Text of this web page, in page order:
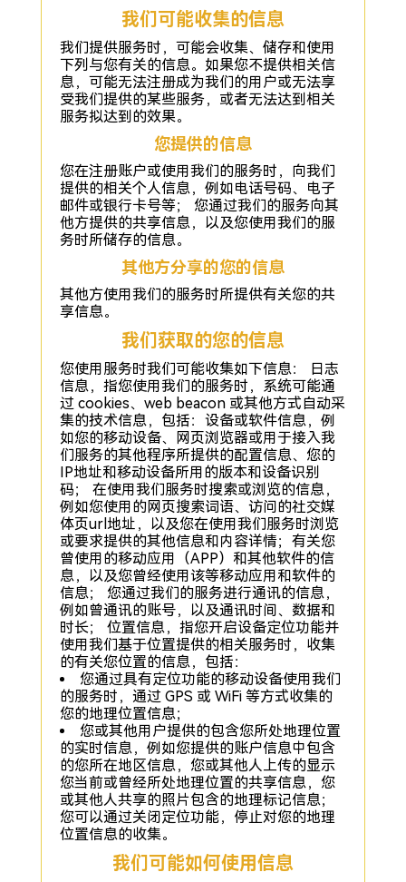
我们可能收集的信息
我们提供服务时，可能会收集、储存和使用
下列与您有关的信息。如果您不提供相关信
息，可能无法注册成为我们的用户或无法享
受我们提供的某些服务，或者无法达到相关
服务拟达到的效果。
您提供的信息
您在注册账户或使用我们的服务时，向我们
提供的相关个人信息，例如电话号码、电子
邮件或银行卡号等； 您通过我们的服务向其
他方提供的共享信息，以及您使用我们的服
务时所储存的信息。
其他方分享的您的信息
其他方使用我们的服务时所提供有关您的共
享信息。
我们获取的您的信息
您使用服务时我们可能收集如下信息： 日志
信息，指您使用我们的服务时，系统可能通
过 cookies、web beacon 或其他方式自动采
集的技术信息，包括：设备或软件信息，例
如您的移动设备、网页浏览器或用于接入我
们服务的其他程序所提供的配置信息、您的
IP地址和移动设备所用的版本和设备识别
码； 在使用我们服务时搜索或浏览的信息，
例如您使用的网页搜索词语、访问的社交媒
体页url地址，以及您在使用我们服务时浏览
或要求提供的其他信息和内容详情；有关您
曾使用的移动应用（APP）和其他软件的信
息，以及您曾经使用该等移动应用和软件的
信息； 您通过我们的服务进行通讯的信息，
例如曾通讯的账号，以及通讯时间、数据和
时长； 位置信息，指您开启设备定位功能并
使用我们基于位置提供的相关服务时，收集
的有关您位置的信息，包括：
您通过具有定位功能的移动设备使用我们
的服务时，通过 GPS 或 WiFi 等方式收集的
您的地理位置信息；
您或其他用户提供的包含您所处地理位置
的实时信息，例如您提供的账户信息中包含
的您所在地区信息，您或其他人上传的显示
您当前或曾经所处地理位置的共享信息，您
或其他人共享的照片包含的地理标记信息；
您可以通过关闭定位功能，停止对您的地理
位置信息的收集。
我们可能如何使用信息